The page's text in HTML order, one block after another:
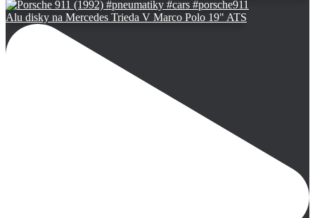
Alu disky na Mercedes Trieda V Marco Polo 19" ATS